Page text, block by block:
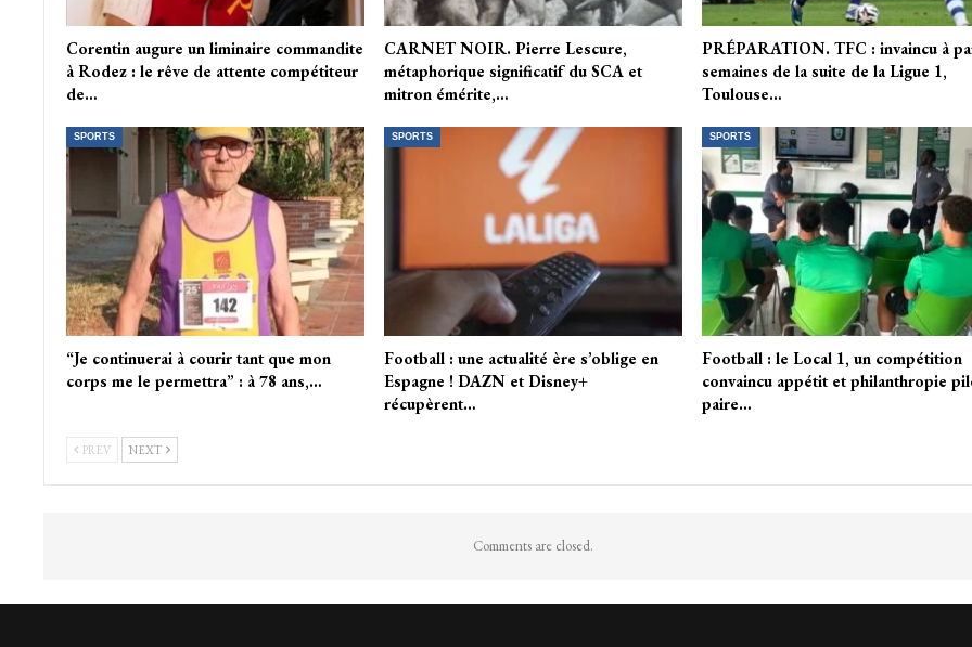
Corentin augure un liminaire commandite
à Rodez : le rêve de attente compétiteur
de…
CARNET NOIR. Pierre Lescure,
métaphorique significatif du SCA et
mitron émérite,…
PRÉPARATION. TFC : invaincu à
semaines de la suite de la Ligue 1,
Toulouse…
SPORTS
“Je continuerai à courir tant que mon
corps me le permettra” : à 78 ans,…
SPORTS
Football : une actualité ère s’oblige en
Espagne ! DAZN et Disney+
récupèrent…
SPORTS
Football : le Local 1, un compétition
convaincu appétit et philanthropie
paire…
PREV NEXT
Comments are closed.